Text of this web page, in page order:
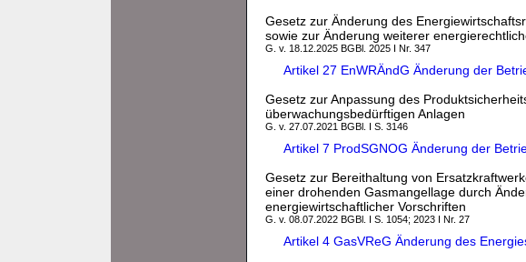
Gesetz zur Änderung des
sowie zur Änderung weiterer
G. v. 18.12.2025 BGBl. 2025 I Nr. 347
Artikel 27 EnWRÄndG Änderung der
Gesetz zur Anpassung des
überwachungsbedürftigen Anlagen
G. v. 27.07.2021 BGBl. I S. 3146
Artikel 7 ProdSGNOG Änderung der
Gesetz zur Bereithaltung von
einer drohenden Gasmangellage durch
energiewirtschaftlicher Vorschriften
G. v. 08.07.2022 BGBl. I S. 1054; 2023 I Nr. 27
Artikel 4 GasVReG Änderung des